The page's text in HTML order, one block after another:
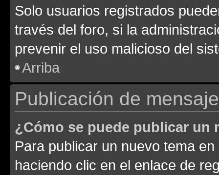
Solo usuarios registrados
través del foro, si la
prevenir el uso malicioso del
Arriba
Publicación de
¿Cómo se puede publicar un
Para publicar un nuevo tema
haciendo clic en el enlace de